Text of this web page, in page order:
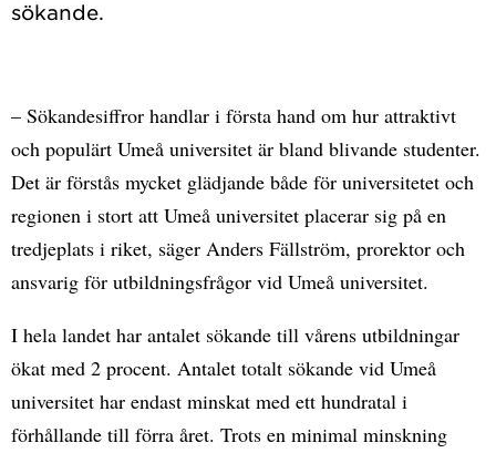
– Sökandesiffror handlar i första hand om hur attraktivt
och populärt Umeå universitet är bland blivande studenter.
Det är förstås mycket glädjande både för universitetet och
regionen i stort att Umeå universitet placerar sig på en
tredjeplats i riket, säger Anders Fällström, prorektor och
ansvarig för utbildningsfrågor vid Umeå universitet.
I hela landet har antalet sökande till vårens utbildningar
ökat med 2 procent. Antalet totalt sökande vid Umeå
universitet har endast minskat med ett hundratal i
förhållande till förra året. Trots en minimal minskning